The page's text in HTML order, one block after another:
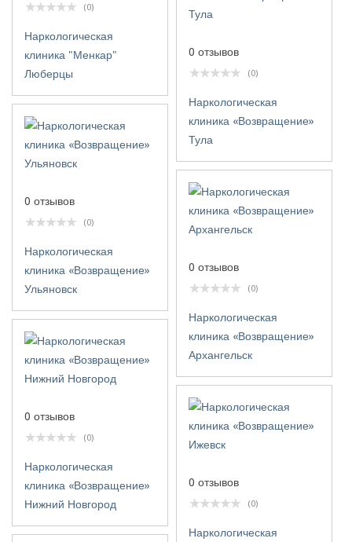
(0)
Наркологическая
клиника "Менкар"
Люберцы
0 отзывов
(0)
Наркологическая
клиника «Возвращение»
Тула
0 отзывов
(0)
Наркологическая
клиника «Возвращение»
Ульяновск
0 отзывов
(0)
Наркологическая
клиника «Возвращение»
Архангельск
0 отзывов
(0)
Наркологическая
клиника «Возвращение»
Нижний Новгород
0 отзывов
(0)
Наркологическая